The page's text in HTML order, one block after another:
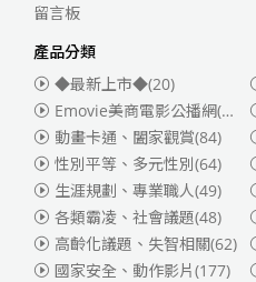
留言板
產品分類
◆最新上市◆(20)
Emovie美商電影公播網(華納)
動畫卡通、闔家觀賞(84)
性別平等、多元性別(64)
生涯規劃、專業職人(49)
各類霸凌、社會議題(48)
高齡化議題、失智相關(62)
國家安全、動作影片(177)